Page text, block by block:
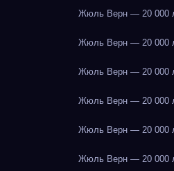
Жюль Верн — 20 000
Жюль Верн — 20 000
Жюль Верн — 20 000
Жюль Верн — 20 000
Жюль Верн — 20 000
Жюль Верн — 20 000